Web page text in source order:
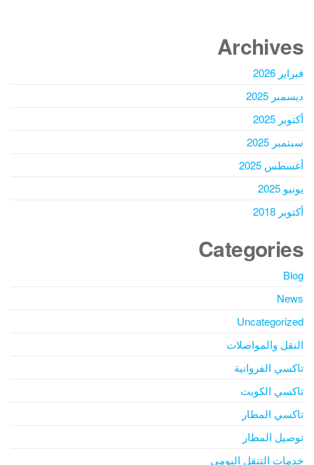
Archives
فبراير 2026
ديسمبر 2025
أكتوبر 2025
سبتمبر 2025
أغسطس 2025
يونيو 2025
أكتوبر 2018
Categories
Blog
News
Uncategorized
النقل والمواصلات
تاكسي الفروانية
تاكسي الكويت
تاكسي المطار
توصيل المطار
خدمات التنقل اليومي